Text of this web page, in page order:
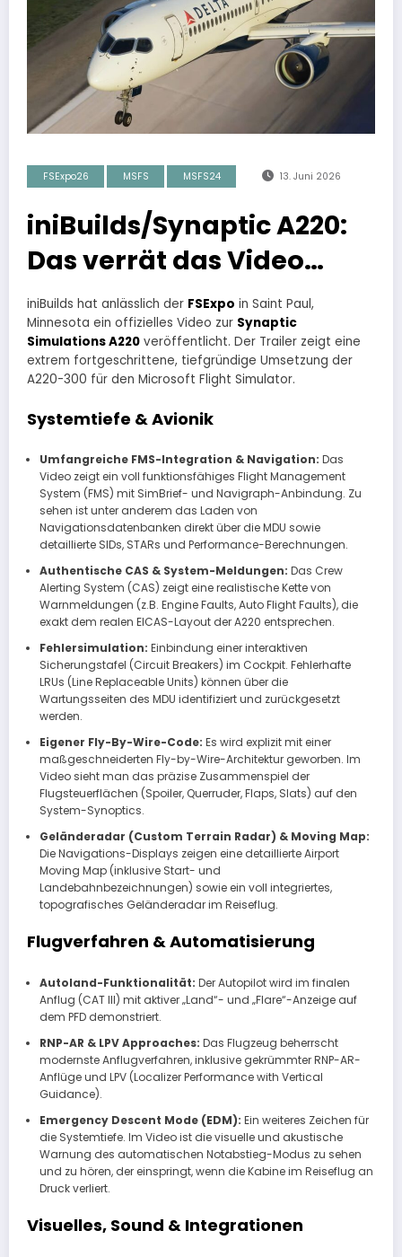
FSExpo26 MSFS MSFS24 13. Juni 2026
iniBuilds/Synaptic A220:
Das verrät das Video…
iniBuilds hat anlässlich der FSExpo in Saint Paul,
Minnesota ein offizielles Video zur Synaptic
Simulations A220 veröffentlicht. Der Trailer zeigt eine
extrem fortgeschrittene, tiefgründige Umsetzung der
A220-300 für den Microsoft Flight Simulator.
Systemtiefe & Avionik
Umfangreiche FMS-Integration & Navigation: Das
Video zeigt ein voll funktionsfähiges Flight Management
System (FMS) mit SimBrief- und Navigraph-Anbindung. Zu
sehen ist unter anderem das Laden von
Navigationsdatenbanken direkt über die MDU sowie
detaillierte SIDs, STARs und Performance-Berechnungen.
Authentische CAS & System-Meldungen: Das Crew
Alerting System (CAS) zeigt eine realistische Kette von
Warnmeldungen (z.B. Engine Faults, Auto Flight Faults), die
exakt dem realen EICAS-Layout der A220 entsprechen.
Fehlersimulation: Einbindung einer interaktiven
Sicherungstafel (Circuit Breakers) im Cockpit. Fehlerhafte
LRUs (Line Replaceable Units) können über die
Wartungsseiten des MDU identifiziert und zurückgesetzt
werden.
Eigener Fly-By-Wire-Code: Es wird explizit mit einer
maßgeschneiderten Fly-by-Wire-Architektur geworben. Im
Video sieht man das präzise Zusammenspiel der
Flugsteuerflächen (Spoiler, Querruder, Flaps, Slats) auf den
System-Synoptics.
Geländeradar (Custom Terrain Radar) & Moving Map:
Die Navigations-Displays zeigen eine detaillierte Airport
Moving Map (inklusive Start- und
Landebahnbezeichnungen) sowie ein voll integriertes,
topografisches Geländeradar im Reiseflug.
Flugverfahren & Automatisierung
Autoland-Funktionalität: Der Autopilot wird im finalen
Anflug (CAT III) mit aktiver „Land“- und „Flare“-Anzeige auf
dem PFD demonstriert.
RNP-AR & LPV Approaches: Das Flugzeug beherrscht
modernste Anflugverfahren, inklusive gekrümmter RNP-AR-
Anflüge und LPV (Localizer Performance with Vertical
Guidance).
Emergency Descent Mode (EDM): Ein weiteres Zeichen für
die Systemtiefe. Im Video ist die visuelle und akustische
Warnung des automatischen Notabstieg-Modus zu sehen
und zu hören, der einspringt, wenn die Kabine im Reiseflug an
Druck verliert.
Visuelles, Sound & Integrationen